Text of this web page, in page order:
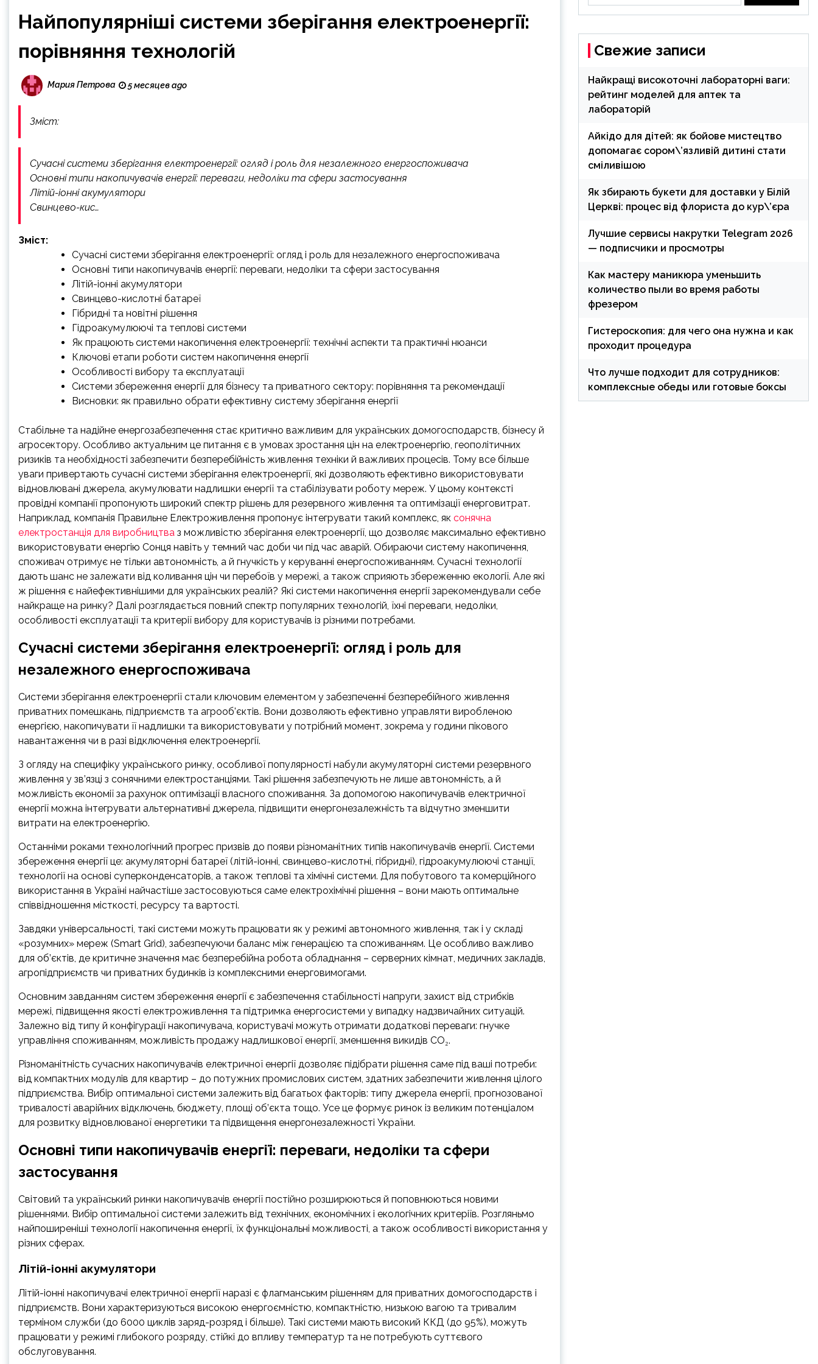
Найпопулярніші системи зберігання електроенергії:
порівняння технологій
Мария Петрова 5 месяцев ago
Зміст:
Сучасні системи зберігання електроенергії: огляд і роль для незалежного енергоспоживача
Основні типи накопичувачів енергії: переваги, недоліки та сфери застосування
Літій-іонні акумулятори
Свинцево-кис…
Зміст:
Сучасні системи зберігання електроенергії: огляд і роль для незалежного енергоспоживача
Основні типи накопичувачів енергії: переваги, недоліки та сфери застосування
Літій-іонні акумулятори
Свинцево-кислотні батареї
Гібридні та новітні рішення
Гідроакумулюючі та теплові системи
Як працюють системи накопичення електроенергії: технічні аспекти та практичні нюанси
Ключові етапи роботи систем накопичення енергії
Особливості вибору та експлуатації
Системи збереження енергії для бізнесу та приватного сектору: порівняння та рекомендації
Висновки: як правильно обрати ефективну систему зберігання енергії
Стабільне та надійне енергозабезпечення стає критично важливим для українських домогосподарств, бізнесу й
агросектору. Особливо актуальним це питання є в умовах зростання цін на електроенергію, геополітичних
ризиків та необхідності забезпечити безперебійність живлення техніки й важливих процесів. Тому все більше
уваги привертають сучасні системи зберігання електроенергії, які дозволяють ефективно використовувати
відновлювані джерела, акумулювати надлишки енергії та стабілізувати роботу мереж. У цьому контексті
провідні компанії пропонують широкий спектр рішень для резервного живлення та оптимізації енерговитрат.
Наприклад, компанія Правильне Електроживлення пропонує інтегрувати такий комплекс, як сонячна
електростанція для виробництва з можливістю зберігання електроенергії, що дозволяє максимально ефективно
використовувати енергію Сонця навіть у темний час доби чи під час аварій. Обираючи систему накопичення,
споживач отримує не тільки автономність, а й гнучкість у керуванні енергоспоживанням. Сучасні технології
дають шанс не залежати від коливання цін чи перебоїв у мережі, а також сприяють збереженню екології. Але які
ж рішення є найефективнішими для українських реалій? Які системи накопичення енергії зарекомендували себе
найкраще на ринку? Далі розглядається повний спектр популярних технологій, їхні переваги, недоліки,
особливості експлуатації та критерії вибору для користувачів із різними потребами.
Сучасні системи зберігання електроенергії: огляд і роль для
незалежного енергоспоживача
Системи зберігання електроенергії стали ключовим елементом у забезпеченні безперебійного живлення
приватних помешкань, підприємств та агрооб'єктів. Вони дозволяють ефективно управляти виробленою
енергією, накопичувати її надлишки та використовувати у потрібний момент, зокрема у години пікового
навантаження чи в разі відключення електроенергії.
З огляду на специфіку українського ринку, особливої популярності набули акумуляторні системи резервного
живлення у зв’язці з сонячними електростанціями. Такі рішення забезпечують не лише автономність, а й
можливість економії за рахунок оптимізації власного споживання. За допомогою накопичувачів електричної
енергії можна інтегрувати альтернативні джерела, підвищити енергонезалежність та відчутно зменшити
витрати на електроенергію.
Останніми роками технологічний прогрес призвів до появи різноманітних типів накопичувачів енергії. Системи
збереження енергії це: акумуляторні батареї (літій-іонні, свинцево-кислотні, гібридні), гідроакумулюючі станції,
технології на основі суперконденсаторів, а також теплові та хімічні системи. Для побутового та комерційного
використання в Україні найчастіше застосовуються саме електрохімічні рішення – вони мають оптимальне
співвідношення місткості, ресурсу та вартості.
Завдяки універсальності, такі системи можуть працювати як у режимі автономного живлення, так і у складі
«розумних» мереж (Smart Grid), забезпечуючи баланс між генерацією та споживанням. Це особливо важливо
для об’єктів, де критичне значення має безперебійна робота обладнання – серверних кімнат, медичних закладів,
агропідприємств чи приватних будинків із комплексними енерговимогами.
Основним завданням систем збереження енергії є забезпечення стабільності напруги, захист від стрибків
мережі, підвищення якості електроживлення та підтримка енергосистеми у випадку надзвичайних ситуацій.
Залежно від типу й конфігурації накопичувача, користувачі можуть отримати додаткові переваги: гнучке
управління споживанням, можливість продажу надлишкової енергії, зменшення викидів CO₂.
Різноманітність сучасних накопичувачів електричної енергії дозволяє підібрати рішення саме під ваші потреби:
від компактних модулів для квартир – до потужних промислових систем, здатних забезпечити живлення цілого
підприємства. Вибір оптимальної системи залежить від багатьох факторів: типу джерела енергії, прогнозованої
тривалості аварійних відключень, бюджету, площі об’єкта тощо. Усе це формує ринок із великим потенціалом
для розвитку відновлюваної енергетики та підвищення енергонезалежності України.
Основні типи накопичувачів енергії: переваги, недоліки та сфери
застосування
Світовий та український ринки накопичувачів енергії постійно розширюються й поповнюються новими
рішеннями. Вибір оптимальної системи залежить від технічних, економічних і екологічних критеріїв. Розгляньмо
найпоширеніші технології накопичення енергії, їх функціональні можливості, а також особливості використання у
різних сферах.
Літій-іонні акумулятори
Літій-іонні накопичувачі електричної енергії наразі є флагманським рішенням для приватних домогосподарств і
підприємств. Вони характеризуються високою енергоємністю, компактністю, низькою вагою та тривалим
терміном служби (до 6000 циклів заряд-розряд і більше). Такі системи мають високий ККД (до 95%), можуть
працювати у режимі глибокого розряду, стійкі до впливу температур та не потребують суттєвого
обслуговування.
Свежие записи
Найкращі високоточні лабораторні ваги:
рейтинг моделей для аптек та
лабораторій
Айкідо для дітей: як бойове мистецтво
допомагає сором\’язливій дитині стати
сміливішою
Як збирають букети для доставки у Білій
Церкві: процес від флориста до кур\’єра
Лучшие сервисы накрутки Telegram 2026
— подписчики и просмотры
Как мастеру маникюра уменьшить
количество пыли во время работы
фрезером
Гистероскопия: для чего она нужна и как
проходит процедура
Что лучше подходит для сотрудников:
комплексные обеды или готовые боксы